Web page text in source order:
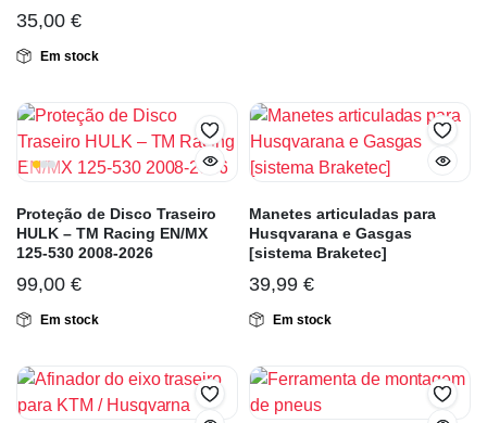
35,00 €
Em stock
Proteção de Disco Traseiro
HULK – TM Racing EN/MX
125-530 2008-2026
99,00 €
Em stock
Manetes articuladas para
Husqvarana e Gasgas
[sistema Braketec]
39,99 €
Em stock